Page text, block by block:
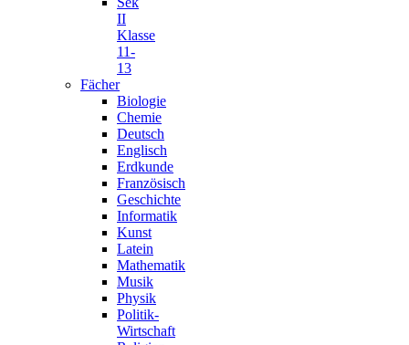
II
Klasse
11-
13
Fächer
Biologie
Chemie
Deutsch
Englisch
Erdkunde
Französisch
Geschichte
Informatik
Kunst
Latein
Mathematik
Musik
Physik
Politik-
Wirtschaft